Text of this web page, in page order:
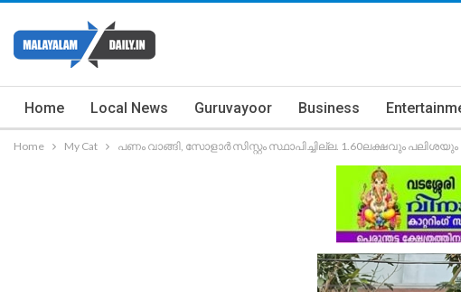
Home Local News Guruvayoor Business
Home My Cat പണം വാങ്ങി, സോളാർ സിസ്റ്റം സ്ഥാപിച്ചില്ല. 1.60ലക്ഷവും